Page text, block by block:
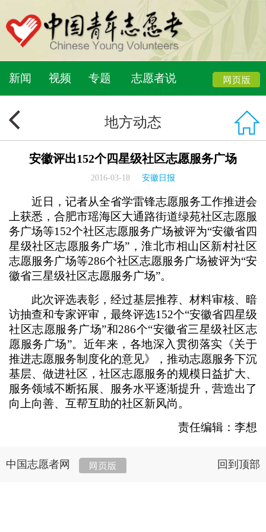
新闻 视频 专题 志愿者说
地方动态
安徽评出152个四星级社区志愿服务广场
2016-03-18 安徽日报
近日，记者从全省学雷锋志愿服务工作推进会
上获悉，合肥市瑶海区大通路街道绿苑社区志愿服
务广场等152个社区志愿服务广场被评为“安徽省四
星级社区志愿服务广场”，淮北市相山区新村社区
志愿服务广场等286个社区志愿服务广场被评为“安
徽省三星级社区志愿服务广场”。
此次评选表彰，经过基层推荐、材料审核、暗
访抽查和专家评审，最终评选152个“安徽省四星级
社区志愿服务广场”和286个“安徽省三星级社区志
愿服务广场”。近年来，各地深入贯彻落实《关于
推进志愿服务制度化的意见》，推动志愿服务下沉
基层、做进社区，社区志愿服务的规模日益扩大、
服务领域不断拓展、服务水平逐渐提升，营造出了
向上向善、互帮互助的社区新风尚。
责任编辑：李想
中国志愿者网 回到顶部